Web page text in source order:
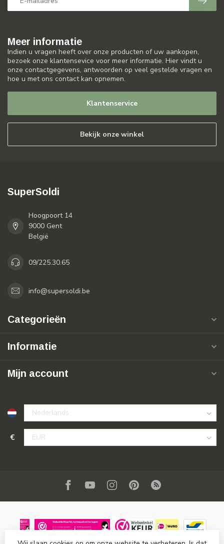
Meer informatie
Indien u vragen heeft over onze producten of uw aankopen,
bezoek onze klantensevice voor meer informatie. Hier vindt u
onze contactgegevens, antwoorden op veel gestelde vragen en
hoe u met ons contact kan opnemen.
Klantenservice
Bekijk onze winkel
SuperSoldi
Hoogpoort 14
9000 Gent
België
09/225.30.65
info@supersoldi.be
Categorieën
Informatie
Mijn account
€